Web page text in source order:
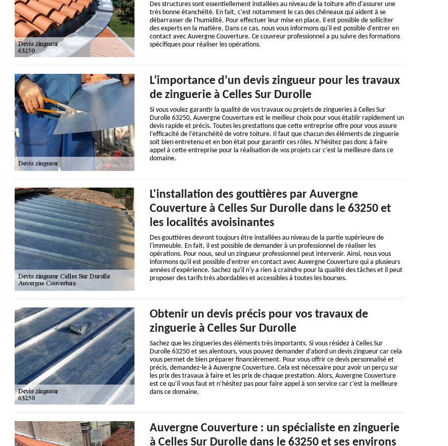
Des structures sont essentiellement installées au niveau de la toiture afin d'assurer une
très bonne étanchéité. En fait, c'est notamment le cas des chêneaux qui aident à se
débarrasser de l'humidité. Pour effectuer leur mise en place, il est possible de solliciter
des experts en la matière. Dans ce cas, nous vous informons qu'il est possible d'entrer en
contact avec Auvergne Couverture. Ce couvreur professionnel a pu suivre des formations
spécifiques pour réaliser les opérations.
L’importance d’un devis zingueur pour les travaux
de zinguerie à Celles Sur Durolle
Si vous voulez garantir la qualité de vos travaux ou projets de zingueries à Celles Sur
Durolle 63250, Auvergne Couverture est le meilleur choix pour vous établir rapidement un
devis rapide et précis. Toutes les prestations que cette entreprise offre pour vous assure
l’efficacité de l’étanchéité de votre toiture. Il faut que chacun des éléments de zinguerie
soit bien entretenu et en bon état pour garantir ces rôles. N’hésitez pas donc à faire
appel à cette entreprise pour la réalisation de vos projets car c’est la meilleure dans ce
domaine.
L'installation des gouttières par Auvergne
Couverture à Celles Sur Durolle dans le 63250 et
les localités avoisinantes
Des gouttières devront toujours être installées au niveau de la partie supérieure de
l'immeuble. En fait, il est possible de demander à un professionnel de réaliser les
opérations. Pour nous, seul un zingueur professionnel peut intervenir. Ainsi, nous vous
informons qu'il est possible d'entrer en contact avec Auvergne Couverture qui a plusieurs
années d'expérience. Sachez qu'il n'y a rien à craindre pour la qualité des tâches et il peut
proposer des tarifs très abordables et accessibles à toutes les bourses.
Obtenir un devis précis pour vos travaux de
zinguerie à Celles Sur Durolle
Sachez que les zingueries des éléments très importants. Si vous résidez à Celles Sur
Durolle 63250 et ses alentours, vous pouvez demander d’abord un devis zingueur car cela
vous permet de bien préparer financièrement. Pour vous offrir ce devis personnalisé et
précis, demandez-le à Auvergne Couverture. Cela est nécessaire pour avoir un perçu sur
les prix des travaux à faire et les prix de chaque prestation. Alors, Auvergne Couverture
est ce qu’il vous faut et n’hésitez pas pour faire appel à son service car c’est la meilleure
dans ce domaine.
Auvergne Couverture : un spécialiste en zinguerie
à Celles Sur Durolle dans le 63250 et ses environs